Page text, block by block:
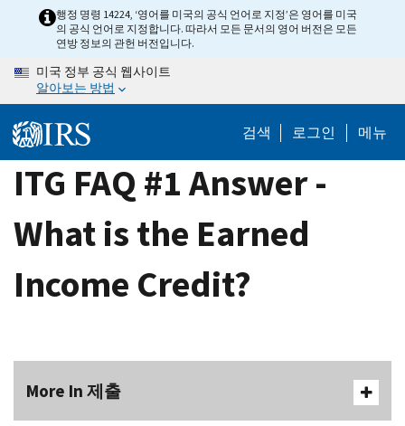
content
행정 명령 14224, ‘영어를 미국의 공식 언어로 지정’은 영어를 미국
의 공식 언어로 지정합니다. 따라서 모든 문서의 영어 버전은 모든
연방 정보의 관헌 버전입니다.
미국 정부 공식 웹사이트
알아보는 방법
검색 로그인 메뉴
ITG FAQ #1 Answer -
What is the Earned
Income Credit?
More In 제출